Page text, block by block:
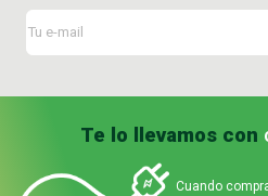
Te lo llevamos con
Cuando